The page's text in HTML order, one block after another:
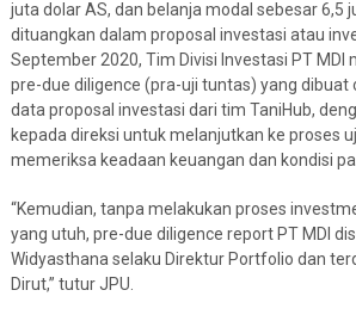
juta dolar AS, dan belanja modal sebesar 6,5
dituangkan dalam proposal investasi atau
September 2020, Tim Divisi Investasi PT MDI
pre-due diligence (pra-uji tuntas) yang dibuat
data proposal investasi dari tim TaniHub,
kepada direksi untuk melanjutkan ke proses
memeriksa keadaan keuangan dan kondisi
“Kemudian, tanpa melakukan proses
yang utuh, pre-due diligence report PT MDI
Widyasthana selaku Direktur Portfolio dan
Dirut,” tutur JPU.